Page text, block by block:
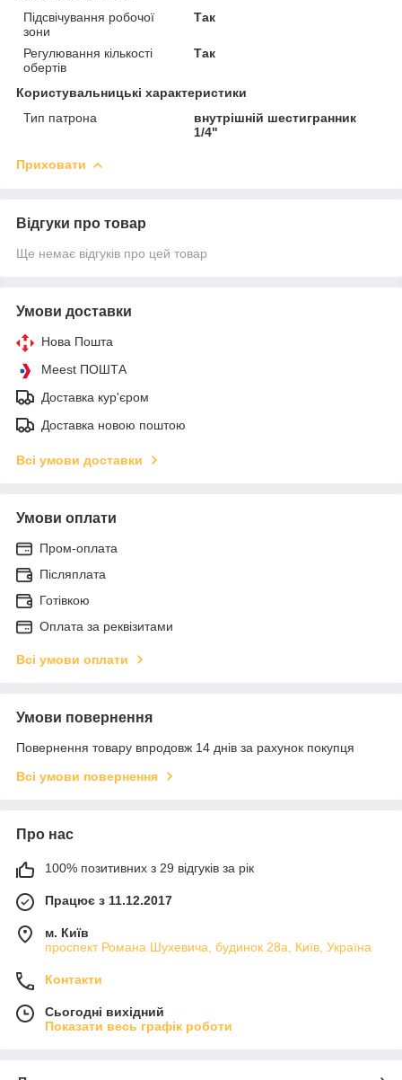
Підсвічування робочої
зони
Так
Регулювання кількості
обертів
Так
Користувальницькі характеристики
Тип патрона
внутрішній шестигранник
1/4"
Приховати
Відгуки про товар
Ще немає відгуків про цей товар
Умови доставки
Нова Пошта
Meest ПОШТА
Доставка кур'єром
Доставка новою поштою
Всі умови доставки
Умови оплати
Пром-оплата
Післяплата
Готівкою
Оплата за реквізитами
Всі умови оплати
Умови повернення
Повернення товару впродовж 14 днів за рахунок покупця
Всі умови повернення
Про нас
100% позитивних з 29 відгуків за рік
Працює з 11.12.2017
м. Київ
проспект Романа Шухевича, будинок 28а, Київ, Україна
Контакти
Сьогодні вихідний
Показати весь графік роботи